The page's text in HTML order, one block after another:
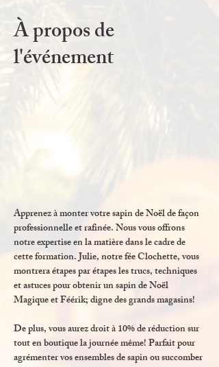
À propos de
l'événement
Apprenez à monter votre sapin de Noël de façon
professionnelle et rafinée. Nous vous offrons
notre expertise en la matière dans le cadre de
cette formation. Julie, notre fée Clochette, vous
montrera étapes par étapes les trucs, techniques
et astuces pour obtenir un sapin de Noël
Magique et Féérik; digne des grands magasins!
De plus, vous aurez droit à 10% de réduction sur
tout en boutique la journée même! Parfait pour
agrémenter vos ensembles de sapin ou succomber